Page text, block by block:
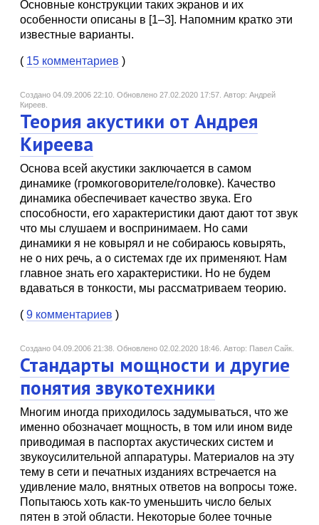
Основные конструкции таких экранов и их
особенности описаны в [1–3]. Напомним кратко эти
известные варианты.
( 15 комментариев )
Создано 04.09.2006 22:10. Обновлено 27.02.2020 17:57. Автор: Андрей
Киреев.
Теория акустики от Андрея
Киреева
Основа всей акустики заключается в самом
динамике (громкоговорителе/головке). Качество
динамика обеспечивает качество звука. Его
способности, его характеристики дают дают тот звук
что мы слушаем и воспринимаем. Но сами
динамики я не ковырял и не собираюсь ковырять,
не о них речь, а о системах где их применяют. Нам
главное знать его характеристики. Но не будем
вдаваться в тонкости, мы рассматриваем теорию.
( 9 комментариев )
Создано 04.09.2006 21:38. Обновлено 02.02.2020 18:46. Автор: Павел Сайк.
Стандарты мощности и другие
понятия звукотехники
Многим иногда приходилось задумываться, что же
именно обозначает мощность, в том или ином виде
приводимая в паспортах акустических систем и
звукоусилительной аппаратуры. Материалов на эту
тему в сети и печатных изданиях встречается на
удивление мало, внятных ответов на вопросы тоже.
Попытаюсь хоть как-то уменьшить число белых
пятен в этой области. Некоторые более точные